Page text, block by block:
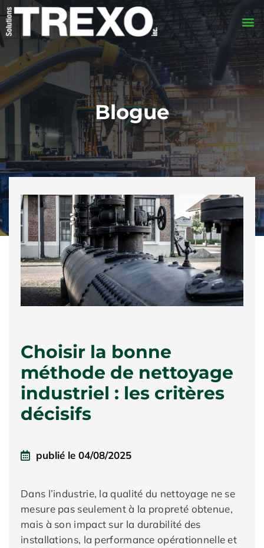
Blogue
Choisir la bonne
méthode de nettoyage
industriel : les critères
décisifs
publié le 04/08/2025
Dans l’industrie, la qualité du nettoyage ne se
mesure pas seulement à la propreté obtenue,
mais à son impact sur la durabilité des
installations, la performance opérationnelle et